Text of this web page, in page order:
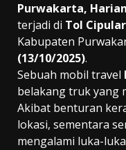
Purwakarta,
terjadi di Tol
Kabupaten
(13/10/2025).
Sebuah mobil travel
belakang truk yang
Akibat benturan
lokasi, sementara
mengalami luka-